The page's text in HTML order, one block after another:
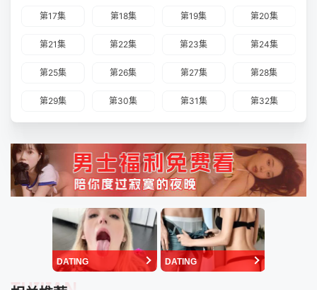
第17集 第18集 第19集 第20集
第21集 第22集 第23集 第24集
第25集 第26集 第27集 第28集
第29集 第30集 第31集 第32集
DATING DATING